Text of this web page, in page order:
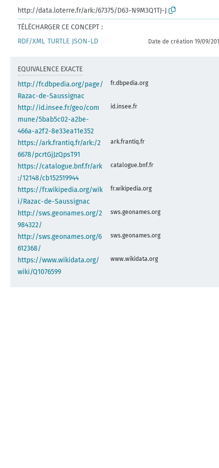
http://data.loterre.fr/ark:/67375/D63-N9M3Q1TJ-J
TÉLÉCHARGER CE CONCEPT :
RDF/XML TURTLE JSON-LD Date de création 19/09/
EQUIVALENCE EXACTE
http://fr.dbpedia.org/page/
Razac-de-Saussignac
fr.dbpedia.org
http://id.insee.fr/geo/com
mune/5bab5c02-a2be-
466a-a2f2-8e33ea11e352
id.insee.fr
https://ark.frantiq.fr/ark:/2
6678/pcrtGjJzQpsT91
ark.frantiq.fr
https://catalogue.bnf.fr/ark
:/12148/cb152519944
catalogue.bnf.fr
https://fr.wikipedia.org/wik
i/Razac-de-Saussignac
fr.wikipedia.org
http://sws.geonames.org/2
984322/
sws.geonames.org
http://sws.geonames.org/6
612368/
sws.geonames.org
https://www.wikidata.org/
wiki/Q1076599
www.wikidata.org